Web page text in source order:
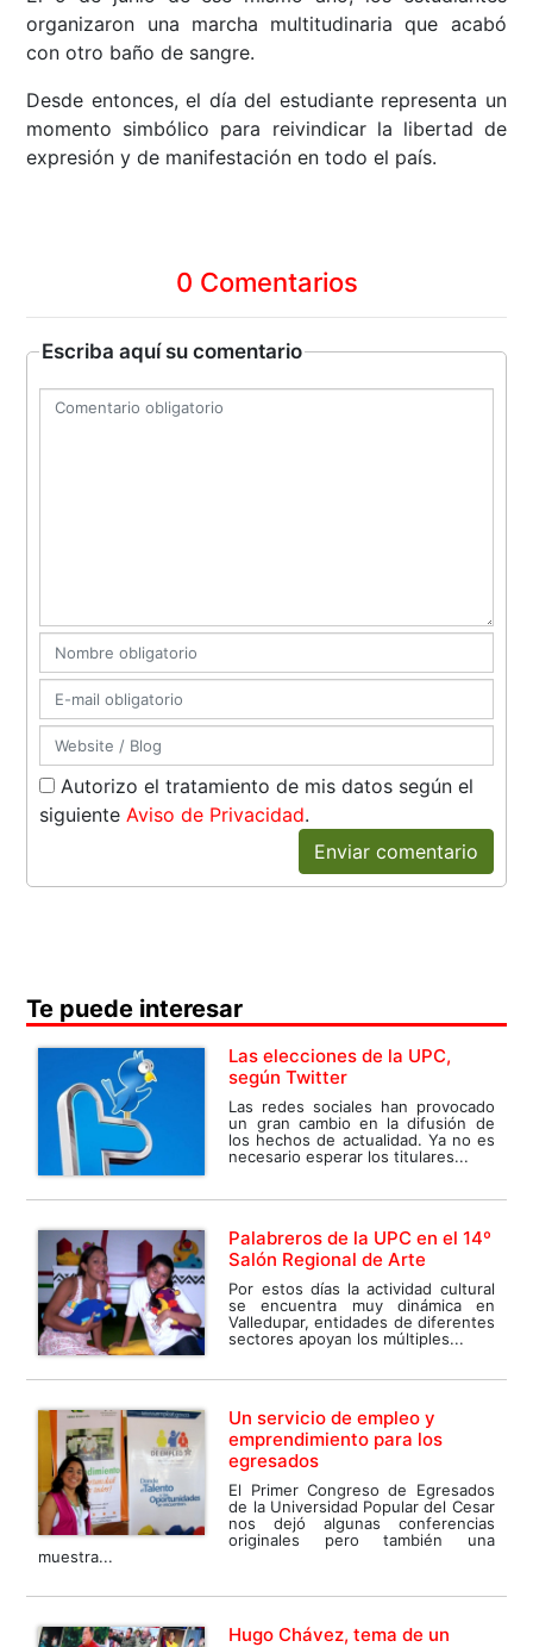
organizaron una marcha multitudinaria que acabó
con otro baño de sangre.
Desde entonces, el día del estudiante representa un
momento simbólico para reivindicar la libertad de
expresión y de manifestación en todo el país.
0 Comentarios
Escriba aquí su comentario
Autorizo el tratamiento de mis datos según el
siguiente Aviso de Privacidad.
Enviar comentario
Te puede interesar
Las elecciones de la UPC,
según Twitter
Las redes sociales han provocado
un gran cambio en la difusión de
los hechos de actualidad. Ya no es
necesario esperar los titulares...
Palabreros de la UPC en el 14º
Salón Regional de Arte
Por estos días la actividad cultural
se encuentra muy dinámica en
Valledupar, entidades de diferentes
sectores apoyan los múltiples...
Un servicio de empleo y
emprendimiento para los
egresados
El Primer Congreso de Egresados
de la Universidad Popular del Cesar
nos dejó algunas conferencias
originales pero también una
muestra...
Hugo Chávez, tema de un